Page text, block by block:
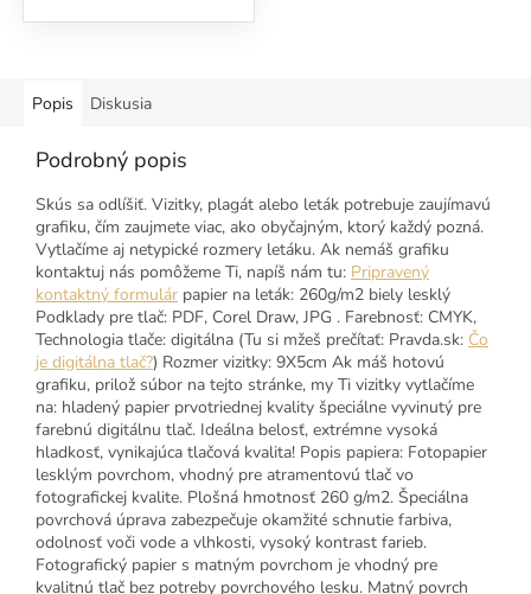
Popis Diskusia
Podrobný popis
Skús sa odlíšiť. Vizitky, plagát alebo leták potrebuje zaujímavú
grafiku, čím zaujmete viac, ako obyčajným, ktorý každý pozná.
Vytlačíme aj netypické rozmery letáku. Ak nemáš grafiku
kontaktuj nás pomôžeme Ti, napíš nám tu: Pripravený
kontaktný formulár papier na leták: 260g/m2 biely lesklý
Podklady pre tlač: PDF, Corel Draw, JPG . Farebnosť: CMYK,
Technologia tlače: digitálna (Tu si mžeš prečítať: Pravda.sk: Čo
je digitálna tlač?) Rozmer vizitky: 9X5cm Ak máš hotovú
grafiku, prilož súbor na tejto stránke, my Ti vizitky vytlačíme
na: hladený papier prvotriednej kvality špeciálne vyvinutý pre
farebnú digitálnu tlač. Ideálna belosť, extrémne vysoká
hladkosť, vynikajúca tlačová kvalita! Popis papiera: Fotopapier
lesklým povrchom, vhodný pre atramentovú tlač vo
fotografickej kvalite. Plošná hmotnosť 260 g/m2. Špeciálna
povrchová úprava zabezpečuje okamžité schnutie farbiva,
odolnosť voči vode a vlhkosti, vysoký kontrast farieb.
Fotografický papier s matným povrchom je vhodný pre
kvalitnú tlač bez potreby povrchového lesku. Matný povrch